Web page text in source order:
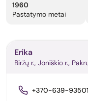
1960
Pastatymo metai
Erika
Biržų r., Joniškio r.,
+370-639-93501